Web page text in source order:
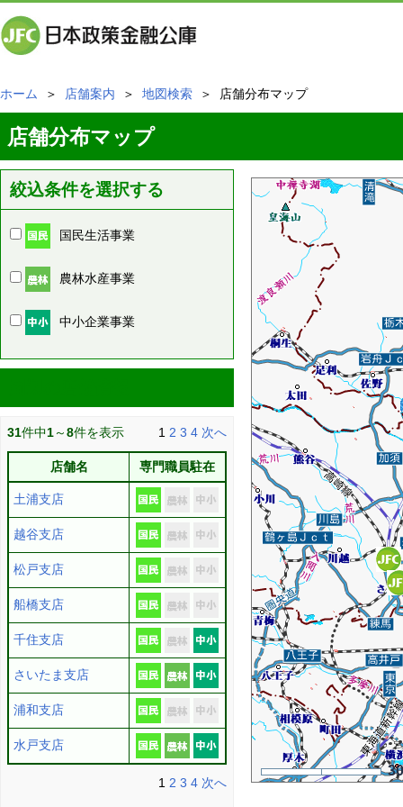
ホーム ＞ 店舗案内 ＞ 地図検索 ＞ 店舗分布マップ
店舗分布マップ
絞込条件を選択する
国民生活事業
農林水産事業
中小企業事業
31件中1～8件を表示 1 2 3 4 次へ
店舗名 専門職員駐在
土浦支店
越谷支店
松戸支店
船橋支店
千住支店
さいたま支店
浦和支店
水戸支店
1 2 3 4 次へ